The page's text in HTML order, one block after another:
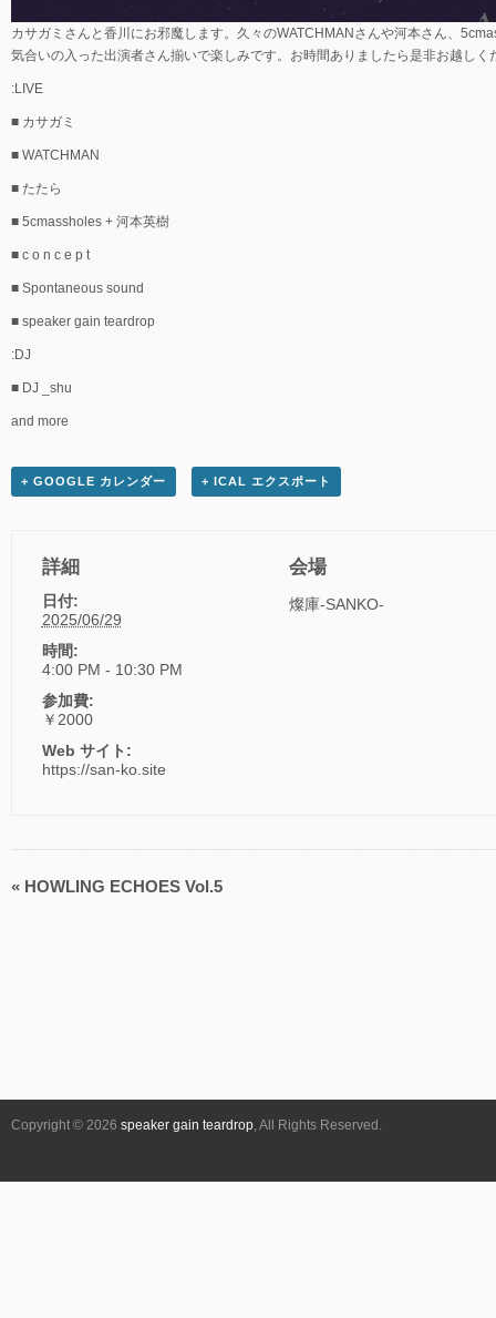
カサガミさんと香川にお邪魔します。久々のWATCHMANさんや河本さん、
気合いの入った出演者さん揃いで楽しみです。お時間ありましたら是非お越しく
:LIVE
■ カサガミ
■ WATCHMAN
■ たたら
■ 5cmassholes + 河本英樹
■ c o n c e p t
■ Spontaneous sound
■ speaker gain teardrop
:DJ
■ DJ _shu
and more
+ GOOGLE カレンダー + ICAL エクスポート
詳細
日付:
2025/06/29
時間:
4:00 PM - 10:30 PM
参加費:
￥2000
Web サイト:
https://san-ko.site
会場
燦庫-SANKO-
イ
シ
ン
« HOWLING ECHOES Vol.5
Copyright © 2026 speaker gain teardrop, All Rights Reserved.